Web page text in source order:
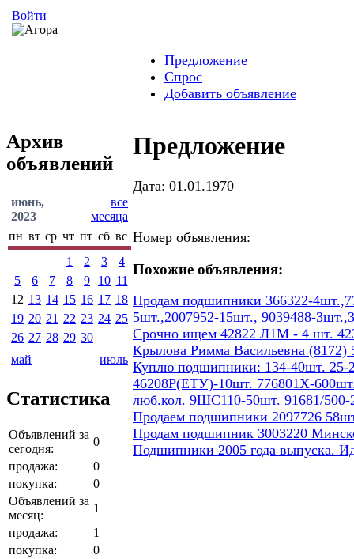
Войти
Предложение
Спрос
Добавить объявление
Архив
объявлений
июнь,
2023
все
месяца
пн вт ср чт пт сб вс
1
2 3
4
5
6 7 8 9 10 11
12 13 14 15 16 17 18
19 20 21 22 23 24 25
26 27 28 29 30
май
июль
Статистика
Объявлений за
сегодня:
0
продажа:
0
покупка:
0
Объявлений за
месяц:
1
продажа:
1
покупка:
0
Предложение
Дата: 01.01.1970
Номер объявления:
Похожие объявления:
Продам подшипники 366322-
5шт.,2007952-15шт., 9039488-
Срочно ищем 42822 Л1М - 4 шт.
Крылова Римма Васильевна (8172)
Куплю подшипники: 134-40шт.
46208Р(ЕТУ)-10шт. 776801Х-
люб.кол. 9ШС110-50шт. 91681/500-
Продаем подшипники 2097726
Продам подшипник 3003220
Подшипники 2005 года выпуска.